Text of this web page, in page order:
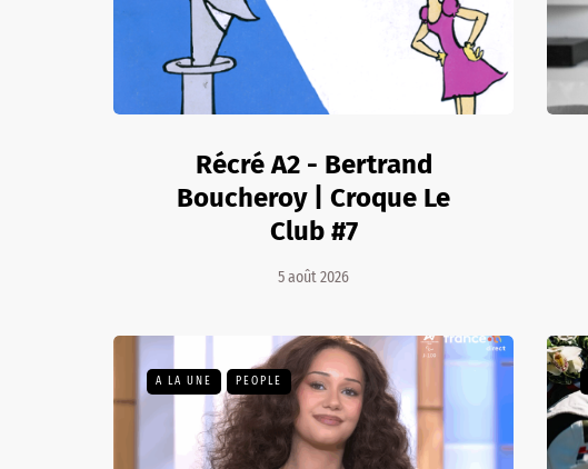
Récré A2 - Bertrand
Boucheroy | Croque Le
Club #7
5 août 2026
A LA UNE PEOPLE